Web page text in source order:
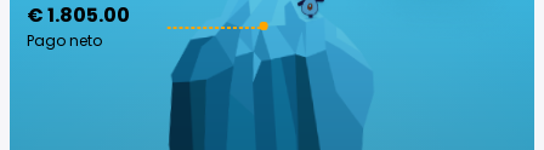
€ 1.805.00
Pago neto